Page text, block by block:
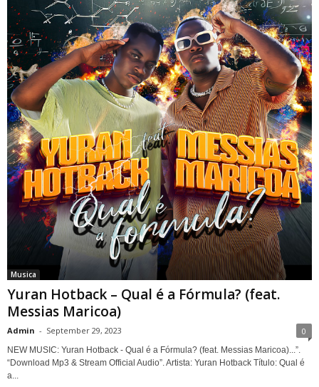
Musica
Yuran Hotback – Qual é a Fórmula? (feat.
Messias Maricoa)
Admin - September 29, 2023 0
NEW MUSIC: Yuran Hotback - Qual é a Fórmula? (feat. Messias Maricoa)...”.
“Download Mp3 & Stream Official Audio”. Artista: Yuran Hotback Título: Qual é
a...